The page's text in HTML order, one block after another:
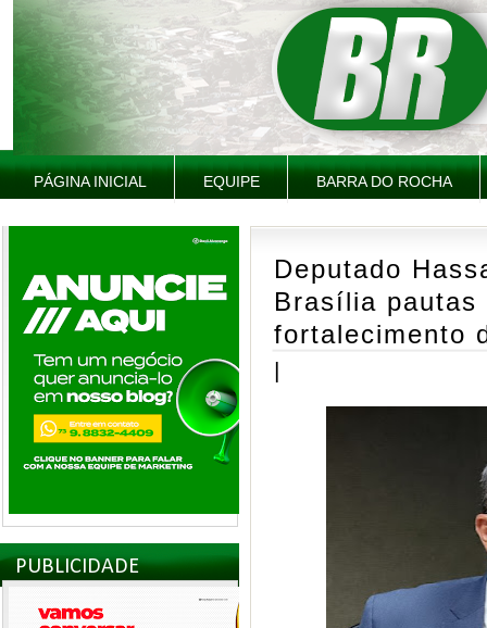
PÁGINA INICIAL EQUIPE BARRA DO ROCHA
PUBLICIDADE
Deputado
Brasília pautas
fortalecimento
|